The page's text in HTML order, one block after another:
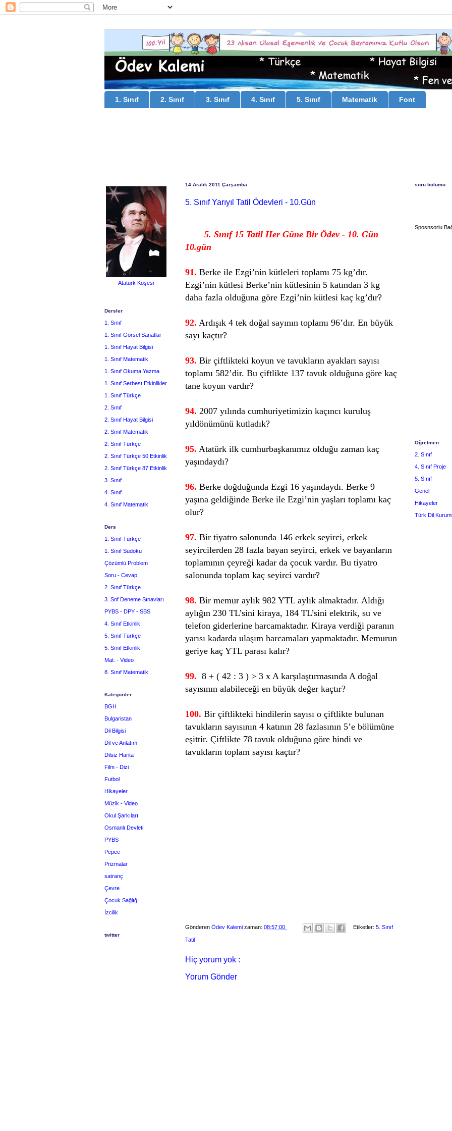
1. Sınıf 2. Sınıf 3. Sınıf 4. Sınıf 5. Sınıf Matematik Font
14 Aralık 2011 Çarşamba
5. Sınıf Yarıyıl Tatil Ödevleri - 10.Gün
5. Sınıf 15 Tatil Her Güne Bir Ödev - 10. Gün
10.gün
91. Berke ile Ezgi’nin kütleleri toplamı 75 kg’dır.
Ezgi’nin kütlesi Berke’nin kütlesinin 5 katından 3 kg
daha fazla olduğuna göre Ezgi’nin kütlesi kaç kg’dır?
92. Ardışık 4 tek doğal sayının toplamı 96’dır. En büyük
sayı kaçtır?
93. Bir çiftlikteki koyun ve tavukların ayakları sayısı
toplamı 582’dir. Bu çiftlikte 137 tavuk olduğuna göre kaç
tane koyun vardır?
94. 2007 yılında cumhuriyetimizin kaçıncı kuruluş
yıldönümünü kutladık?
95. Atatürk ilk cumhurbaşkanımız olduğu zaman kaç
yaşındaydı?
96. Berke doğduğunda Ezgi 16 yaşındaydı. Berke 9
yaşına geldiğinde Berke ile Ezgi’nin yaşları toplamı kaç
olur?
97. Bir tiyatro salonunda 146 erkek seyirci, erkek
seyircilerden 28 fazla bayan seyirci, erkek ve bayanların
toplamının çeyreği kadar da çocuk vardır. Bu tiyatro
salonunda toplam kaç seyirci vardır?
98. Bir memur aylık 982 YTL aylık almaktadır. Aldığı
aylığın 230 TL’sini kiraya, 184 TL’sini elektrik, su ve
telefon giderlerine harcamaktadır. Kiraya verdiği paranın
yarısı kadarda ulaşım harcamaları yapmaktadır. Memurun
geriye kaç YTL parası kalır?
99. 8 + ( 42 : 3 ) > 3 x A karşılaştırmasında A doğal
sayısının alabileceği en büyük değer kaçtır?
100. Bir çiftlikteki hindilerin sayısı o çiftlikte bulunan
tavukların sayısının 4 katının 28 fazlasının 5’e bölümüne
eşittir. Çiftlikte 78 tavuk olduğuna göre hindi ve
tavukların toplam sayısı kaçtır?
Gönderen Ödev Kalemi zaman: 08:57:00 Etiketler: 5. Sınıf
Tatil
Hiç yorum yok :
Yorum Gönder
Atatürk Köşesi
Dersler
1. Sınıf
1. Sınıf Görsel Sanatlar
1. Sınıf Hayat Bilgisi
1. Sınıf Matematik
1. Sınıf Okuma Yazma
1. Sınıf Serbest Etkinlikler
1. Sınıf Türkçe
2. Sınıf
2. Sınıf Hayat Bilgisi
2. Sınıf Matematik
2. Sınıf Türkçe
2. Sınıf Türkçe 50 Etkinlik
2. Sınıf Türkçe 87 Etkinlik
3. Sınıf
4. Sınıf
4. Sınıf Matematik
Ders
1. Sınıf Türkçe
1. Sınıf Sudoku
Çözümlü Problem
Soru - Cevap
2. Sınıf Türkçe
3. Snf Deneme Sınavları
PYBS - DPY - SBS
4. Sınıf Etkinlik
5. Sınıf Türkçe
5. Sınıf Etkinlik
Mat. - Video
8. Sınıf Matematik
Kategoriler
BGH
Bulgaristan
Dil Bilgisi
Dil ve Anlatım
Dilsiz Harita
Film - Dizi
Futbol
Hikayeler
Müzik - Video
Okul Şarkıları
Osmanlı Devleti
PYBS
Pepee
Prizmalar
satranç
Çevre
Çocuk Sağlığı
İzcilik
twitter
soru bolumu
Sposnsorlu
Öğretmen
2. Sınıf
4. Sınıf Proje
5. Sınıf
Genel
Hikayeler
Türk Dil